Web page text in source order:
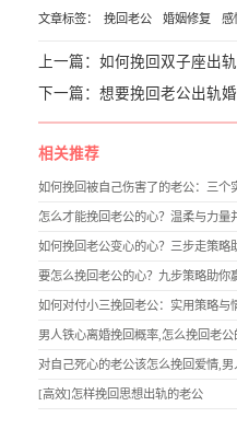
文章标签： 挽回老公 婚姻修复 感
上一篇： 如何挽回双子座出
下一篇： 想要挽回老公出轨
相关推荐
如何挽回被自己伤害了的老公：三个
怎么才能挽回老公的心？温柔与力量
如何挽回老公变心的心？三步走策略
要怎么挽回老公的心？九步策略助你
如何对付小三挽回老公：实用策略与
男人铁心离婚挽回概率,怎么挽回老公
对自己死心的老公该怎么挽回爱情,
[高效]怎样挽回思想出轨的老公